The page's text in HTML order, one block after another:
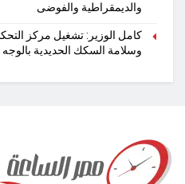
والديمقراطية والفوضى
كامل الوزير: تشغيل مركز
وسلامة السكك الحديدية بالوجه